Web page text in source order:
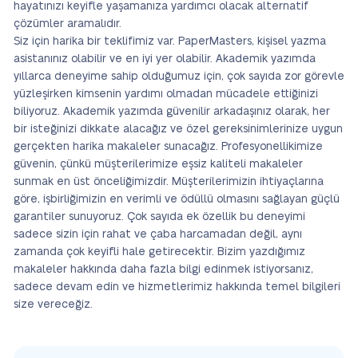
hayatınızı keyifle yaşamanıza yardımcı olacak alternatif
çözümler aramalıdır.
Siz için harika bir teklifimiz var. PaperMasters, kişisel yazma
asistanınız olabilir ve en iyi yer olabilir. Akademik yazımda
yıllarca deneyime sahip olduğumuz için, çok sayıda zor görevle
yüzleşirken kimsenin yardımı olmadan mücadele ettiğinizi
biliyoruz. Akademik yazımda güvenilir arkadaşınız olarak, her
bir isteğinizi dikkate alacağız ve özel gereksinimlerinize uygun
gerçekten harika makaleler sunacağız. Profesyonellikimize
güvenin, çünkü müşterilerimize eşsiz kaliteli makaleler
sunmak en üst önceliğimizdir. Müşterilerimizin ihtiyaçlarına
göre, işbirliğimizin en verimli ve ödüllü olmasını sağlayan güçlü
garantiler sunuyoruz. Çok sayıda ek özellik bu deneyimi
sadece sizin için rahat ve çaba harcamadan değil, aynı
zamanda çok keyifli hale getirecektir. Bizim yazdığımız
makaleler hakkında daha fazla bilgi edinmek istiyorsanız,
sadece devam edin ve hizmetlerimiz hakkında temel bilgileri
size vereceğiz.